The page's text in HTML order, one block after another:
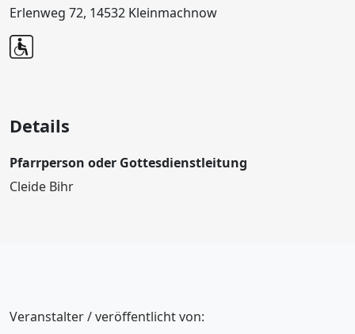
Erlenweg 72, 14532 Kleinmachnow
Details
Pfarrperson oder Gottesdienstleitung
Cleide Bihr
Veranstalter / veröffentlicht von: